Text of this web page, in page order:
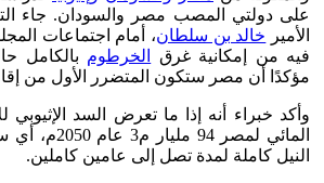
على دولتي المصب مصر والسودان. جاء
الأمير خالد بن سلطان، أمام اجتماعات
فيه من إمكانية غرق
الخرطوم بالكامل
مؤكدًا أن مصر ستكون المتضرر الأول من
وأكد خبراء أنه إذا ما تعرض السد الإثيوبي
المائي لمصر
النيل كاملة لمدة تصل إلى عامين كاملين.